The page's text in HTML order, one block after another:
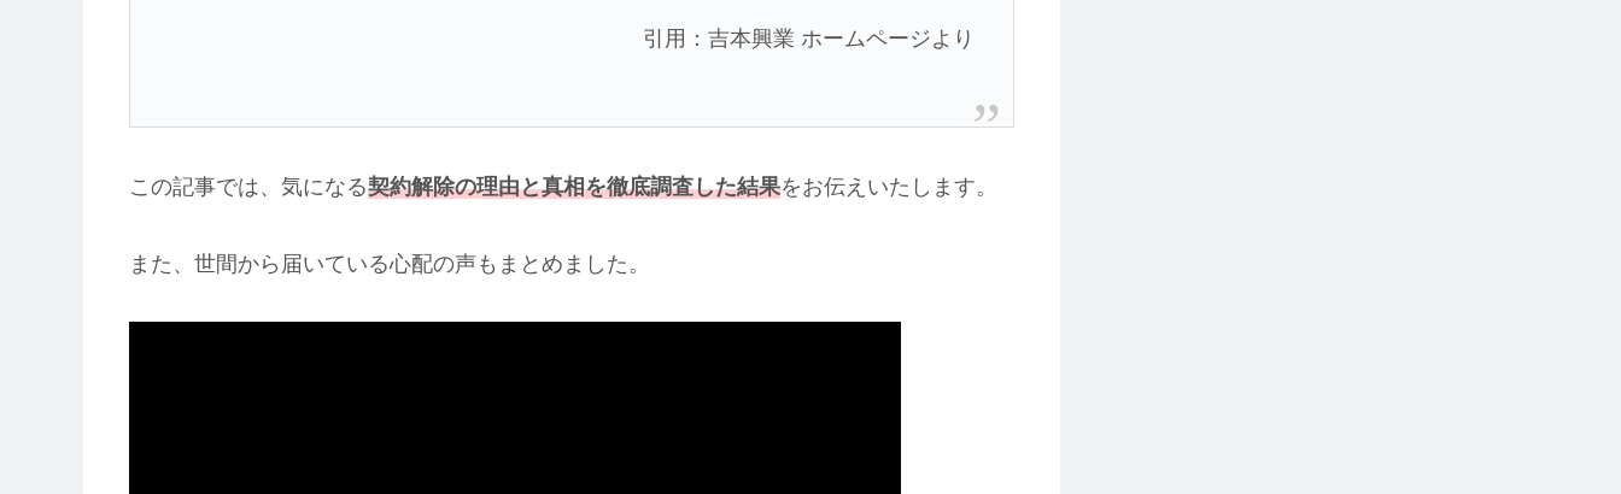
引用：吉本興業 ホームページより
この記事では、気になる契約解除の理由と真相を徹底調査した結果をお伝えいたします。
また、世間から届いている心配の声もまとめました。